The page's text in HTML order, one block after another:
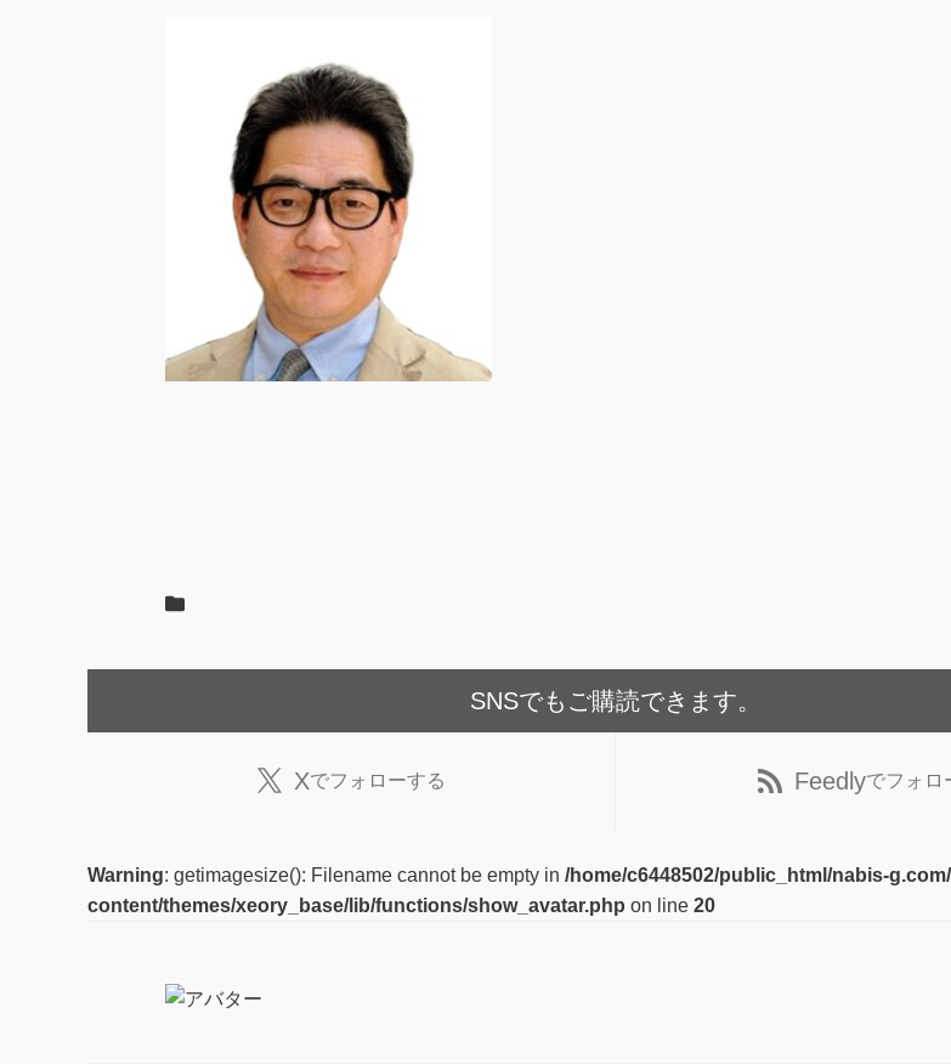
SNSでもご購読できます。
Xでフォローする Feedlyでフォロ
Warning: getimagesize(): Filename cannot be empty in /home/c6448502/public_html/nabis-
content/themes/xeory_base/lib/functions/show_avatar.php on line 20